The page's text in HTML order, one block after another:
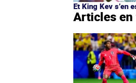
Et King Kev s’en
Articles